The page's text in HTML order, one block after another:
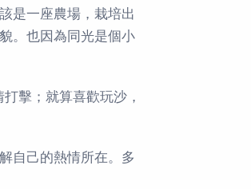
是一座農場，栽培出
。也因為同光是個小
擊；就算喜歡玩沙，
自己的熱情所在。多